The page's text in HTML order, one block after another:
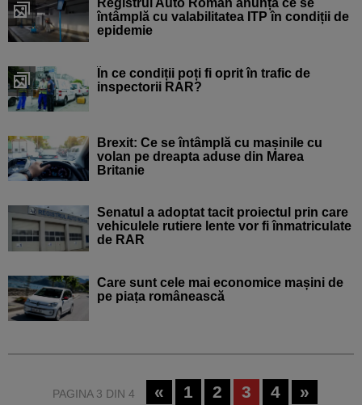
Registrul Auto Român anunță ce se
întâmplă cu valabilitatea ITP în condiții de
epidemie
În ce condiții poți fi oprit în trafic de
inspectorii RAR?
Brexit: Ce se întâmplă cu mașinile cu
volan pe dreapta aduse din Marea
Britanie
Senatul a adoptat tacit proiectul prin care
vehiculele rutiere lente vor fi înmatriculate
de RAR
Care sunt cele mai economice mașini de
pe piața românească
PAGINA 3 DIN 4 « 1 2 3 4 »